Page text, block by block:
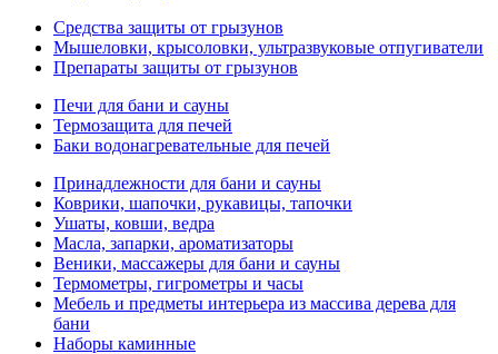
Средства защиты от грызунов
Мышеловки, крысоловки, ультразвуковые отпугиватели
Препараты защиты от грызунов
Печи для бани и сауны
Термозащита для печей
Баки водонагревательные для печей
Принадлежности для бани и сауны
Коврики, шапочки, рукавицы, тапочки
Ушаты, ковши, ведра
Масла, запарки, ароматизаторы
Веники, массажеры для бани и сауны
Термометры, гигрометры и часы
Мебель и предметы интерьера из массива дерева для
бани
Наборы каминные